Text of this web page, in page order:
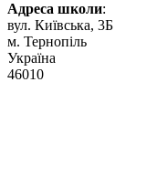
Адреса школи:
вул. Київська, 3Б
м. Тернопіль
Україна
46010